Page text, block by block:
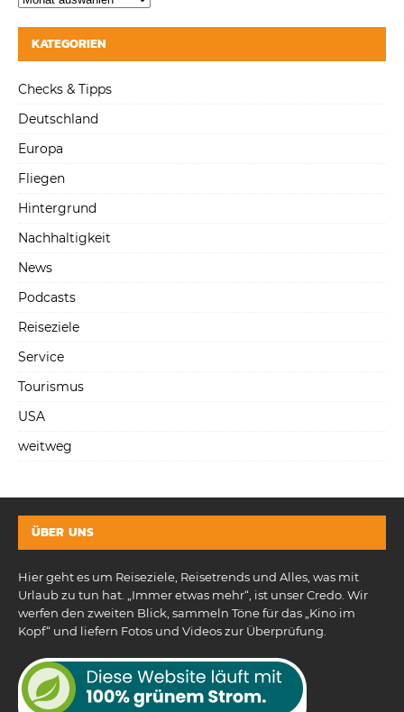
KATEGORIEN
Checks & Tipps
Deutschland
Europa
Fliegen
Hintergrund
Nachhaltigkeit
News
Podcasts
Reiseziele
Service
Tourismus
USA
weitweg
ÜBER UNS
Hier geht es um Reiseziele, Reisetrends und Alles, was mit
Urlaub zu tun hat. „Immer etwas mehr“, ist unser Credo. Wir
werfen den zweiten Blick, sammeln Töne für das „Kino im
Kopf“ und liefern Fotos und Videos zur Überprüfung.